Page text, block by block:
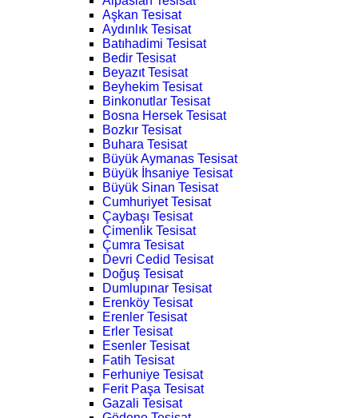
Aşkan Tesisat
Aydınlık Tesisat
Batıhadimi Tesisat
Bedir Tesisat
Beyazıt Tesisat
Beyhekim Tesisat
Binkonutlar Tesisat
Bosna Hersek Tesisat
Bozkır Tesisat
Buhara Tesisat
Büyük Aymanas Tesisat
Büyük İhsaniye Tesisat
Büyük Sinan Tesisat
Cumhuriyet Tesisat
Çaybaşı Tesisat
Çimenlik Tesisat
Çumra Tesisat
Devri Cedid Tesisat
Doğuş Tesisat
Dumlupınar Tesisat
Erenköy Tesisat
Erenler Tesisat
Erler Tesisat
Esenler Tesisat
Fatih Tesisat
Ferhuniye Tesisat
Ferit Paşa Tesisat
Gazali Tesisat